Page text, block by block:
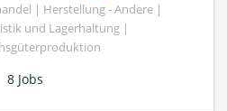
| Herstellung - Andere |
und Lagerhaltung |
8 Jobs